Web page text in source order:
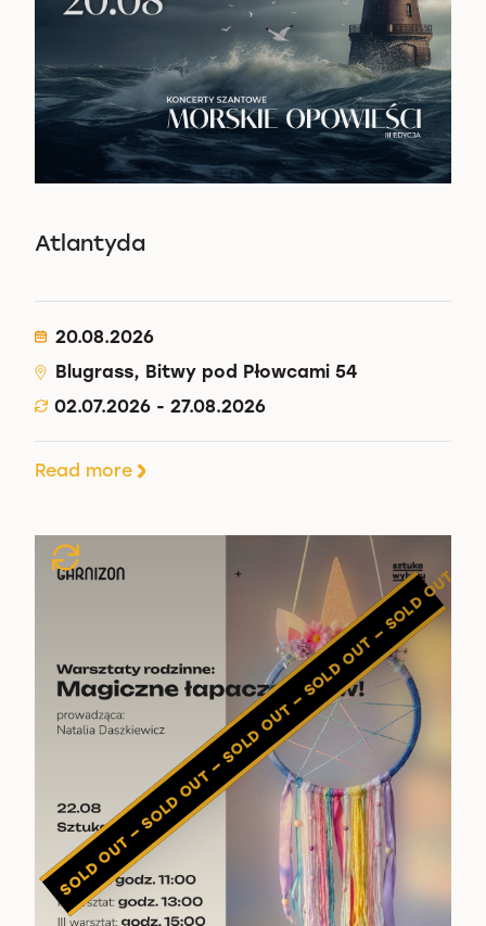
Atlantyda
20.08.2026
Blugrass, Bitwy pod Płowcami 54
02.07.2026 - 27.08.2026
Read more
SOLD OUT — SOLD OUT — SOLD OUT — SOLD OUT — SOLD OUT